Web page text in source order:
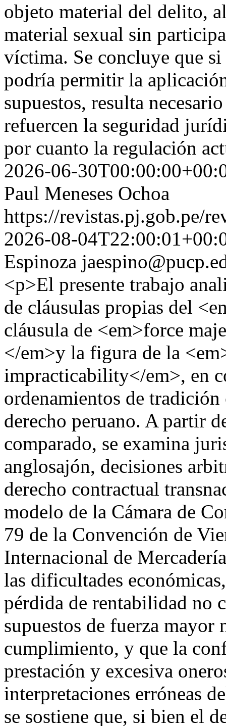
objeto material del delito,
material sexual sin
víctima. Se concluye que
podría permitir la
supuestos, resulta
refuercen la seguridad
por cuanto la regulación
2026-06-
Paul Meneses Ochoa
https://revistas.pj.gob.pe/
2026-08-
Espinoza
<p>El presente trabajo
de cláusulas propias del
cláusula de <em>force
</em>y la figura de la
impracticability</em>, en
ordenamientos de
derecho peruano. A partir
comparado, se examina
anglosajón, decisiones
derecho contractual
modelo de la Cámara de
79 de la Convención de
Internacional de
las dificultades
pérdida de rentabilidad no
supuestos de fuerza
cumplimiento, y que la
prestación y excesiva
interpretaciones erróneas
se sostiene que, si bien el